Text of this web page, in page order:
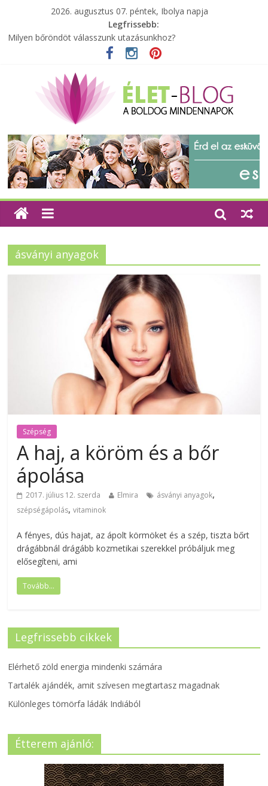
2026. augusztus 07. péntek, Ibolya napja
Legfrissebb:
Milyen bőröndöt válasszunk utazásunkhoz?
Elérhető zöld energia mindenki számára
Különleges tömörfa ládák Indiából
A zöld forradalom: A mosó- és parfümtermékek környezetbarát
szempontjainak erősítése
ásványi anyagok
Szépség
A haj, a köröm és a bőr
ápolása
2017. július 12. szerda Elmira ásványi anyagok,
szépségápolás,vitaminok
A fényes, dús hajat, az ápolt körmöket és a szép, tiszta bőrt
drágábbnál drágább kozmetikai szerekkel próbáljuk meg
elősegíteni, ami
Tovább...
Legfrissebb cikkek
Elérhető zöld energia mindenki számára
Tartalék ajándék, amit szívesen megtartasz magadnak
Különleges tömörfa ládák Indiából
Étterem ajánló: